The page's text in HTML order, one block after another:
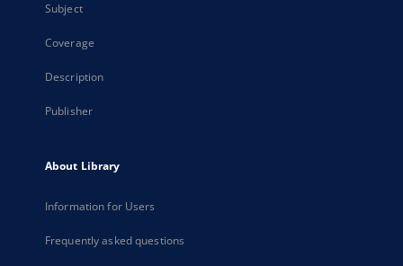
Subject
Coverage
Description
Publisher
About Library
Information for Users
Frequently asked questions